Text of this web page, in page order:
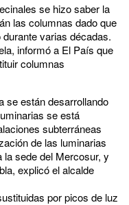
se hizo saber la
las columnas dado que
varias décadas.
informó a El País que
columnas
se están desarrollando
se está
subterráneas
de las luminarias
sede del Mercosur, y
explicó el alcalde
por picos de luz